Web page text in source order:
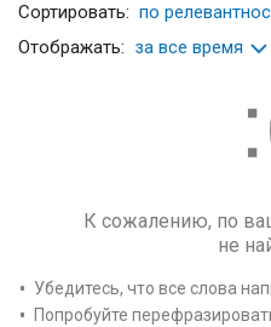
Сортировать: по
Отображать: за все время
К сожалению, по
не
Убедитесь, что все слова
Попробуйте